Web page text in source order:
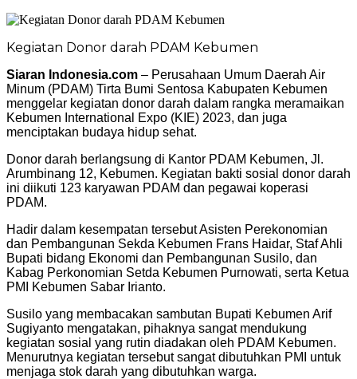
Kegiatan Donor darah PDAM Kebumen
Siaran Indonesia.com – Perusahaan Umum Daerah Air
Minum (PDAM) Tirta Bumi Sentosa Kabupaten Kebumen
menggelar kegiatan donor darah dalam rangka meramaikan
Kebumen International Expo (KIE) 2023, dan juga
menciptakan budaya hidup sehat.
Donor darah berlangsung di Kantor PDAM Kebumen, Jl.
Arumbinang 12, Kebumen. Kegiatan bakti sosial donor darah
ini diikuti 123 karyawan PDAM dan pegawai koperasi
PDAM.
Hadir dalam kesempatan tersebut Asisten Perekonomian
dan Pembangunan Sekda Kebumen Frans Haidar, Staf Ahli
Bupati bidang Ekonomi dan Pembangunan Susilo, dan
Kabag Perkonomian Setda Kebumen Purnowati, serta Ketua
PMI Kebumen Sabar Irianto.
Susilo yang membacakan sambutan Bupati Kebumen Arif
Sugiyanto mengatakan, pihaknya sangat mendukung
kegiatan sosial yang rutin diadakan oleh PDAM Kebumen.
Menurutnya kegiatan tersebut sangat dibutuhkan PMI untuk
menjaga stok darah yang dibutuhkan warga.